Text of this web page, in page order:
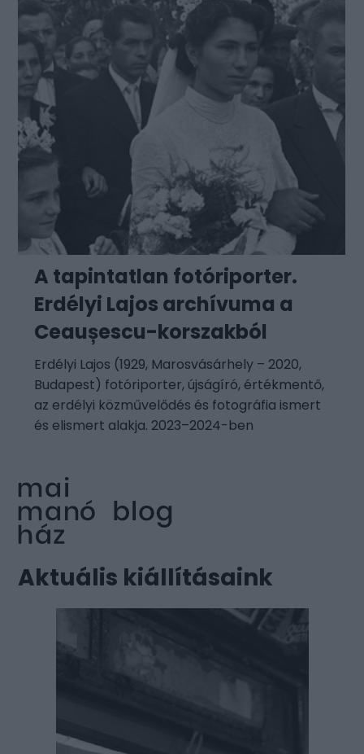
A tapintatlan fotóriporter.
Erdélyi Lajos archívuma a
Ceaușescu-korszakból
Erdélyi Lajos (1929, Marosvásárhely – 2020,
Budapest) fotóriporter, újságíró, értékmentő,
az erdélyi közművelődés és fotográfia ismert
és elismert alakja. 2023–2024-ben
Aktuális kiállításaink